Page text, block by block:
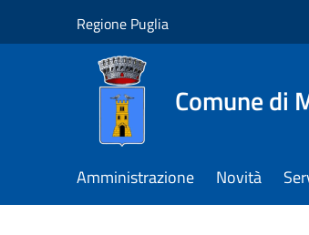
Regione Puglia
Comune di
Amministrazione Novità